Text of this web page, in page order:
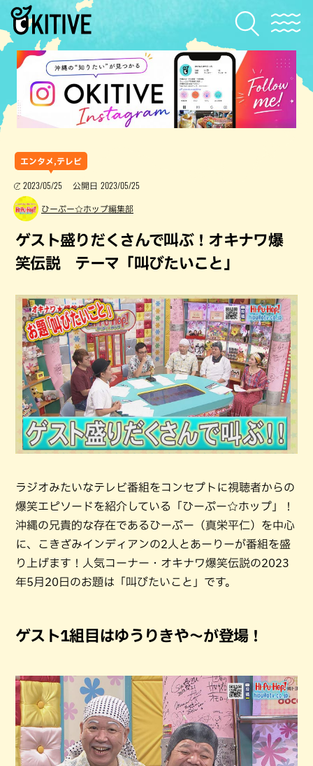
エンタメ,テレビ
2023/05/25 公開日 2023/05/25
ひーぷー☆ホップ編集部
ゲスト盛りだくさんで叫ぶ！オキナワ爆
笑伝説 テーマ「叫びたいこと」
ラジオみたいなテレビ番組をコンセプトに視聴者からの
爆笑エピソードを紹介している「ひーぷー☆ホップ」！
沖縄の兄貴的な存在であるひーぷー（真栄平仁）を中心
に、こきざみインディアンの2人とあーりーが番組を盛
り上げます！人気コーナー・オキナワ爆笑伝説の2023
年5月20日のお題は「叫びたいこと」です。
ゲスト1組目はゆうりきや～が登場！